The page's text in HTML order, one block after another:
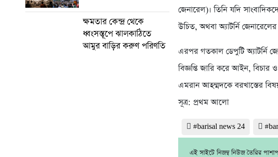
ক্ষমতার কেন্দ্র থেকে
ধ্বংসস্তূপে ঝালকাঠিতে
আমুর বাড়ির করুণ পরিণতি
জেনারেল)। তিনি যদি
উচিত, অথবা অ্যাটর্নি
এরপর গতকাল ডেপুটি অ্যাটর্নি
বিজ্ঞপ্তি জারি করে আইন,
এমরান আহম্মদকে বরখাস্তের
সূত্র: প্রথম আলো
#barisal news 24
এই সাইটে নিজম্ব নিউজ তৈরির